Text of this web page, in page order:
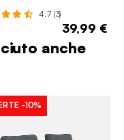
4.7 (3)
39,99 €
anche
-10%